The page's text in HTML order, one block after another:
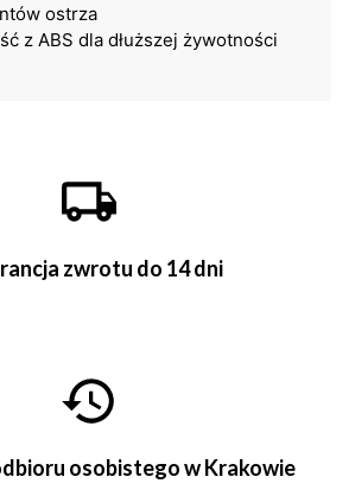
ostrza
z ABS dla dłuższej żywotności
zwrotu do 14 dni
osobistego w Krakowie